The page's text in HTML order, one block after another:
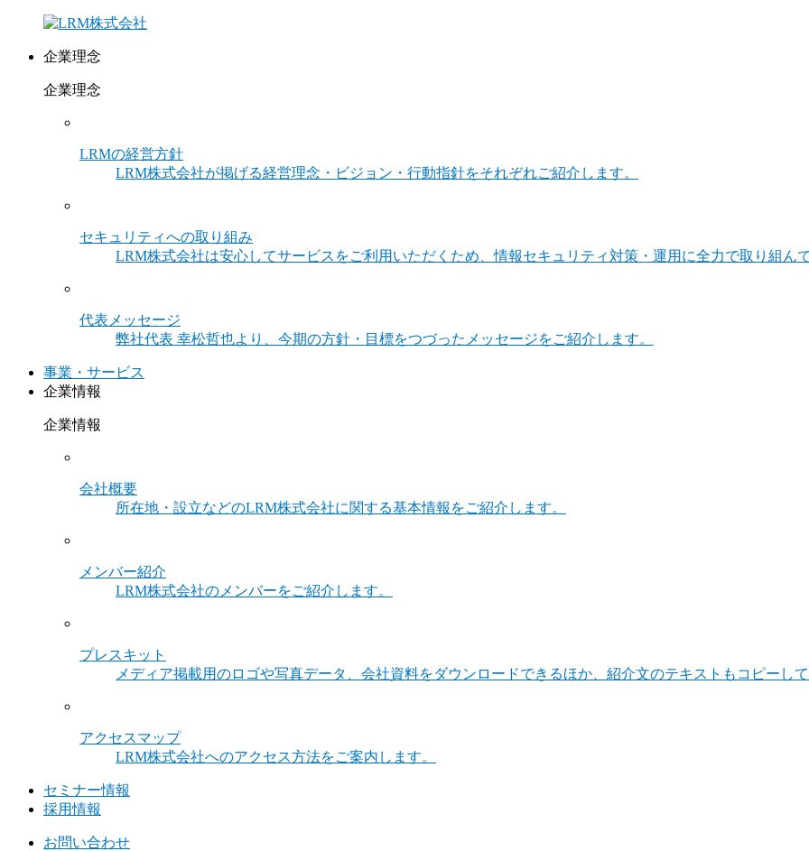
企業理念
企業理念
LRMの経営方針
LRM株式会社が掲げる経営理念・ビジョン・行動指針をそれぞれご紹介します。
セキュリティへの取り組み
LRM株式会社は安心してサービスをご利用いただくため、情報セキュリティ対策・運用に全力で取り組んで
代表メッセージ
弊社代表 幸松哲也より、今期の方針・目標をつづったメッセージをご紹介します。
事業・サービス
企業情報
企業情報
会社概要
所在地・設立などのLRM株式会社に関する基本情報をご紹介します。
メンバー紹介
LRM株式会社のメンバーをご紹介します。
プレスキット
メディア掲載用のロゴや写真データ、会社資料をダウンロードできるほか、紹介文のテキストもコピーし
アクセスマップ
LRM株式会社へのアクセス方法をご案内します。
セミナー情報
採用情報
お問い合わせ